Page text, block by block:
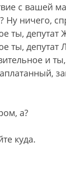
с вашей
Ну ничего,
ты, депутат
ты, депутат
и
а?
куда.